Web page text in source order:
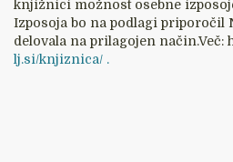
knjižnici možnost osebne
Izposoja bo na podlagi priporočil
delovala na prilagojen način.Več:
lj.si/knjiznica/ .